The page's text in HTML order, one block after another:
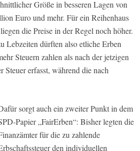
Größe in besseren Lagen von
Euro und mehr. Für ein Reihenhaus
die Preise in der Regel noch höher.
Lebzeiten dürften also etliche Erben
Steuern zahlen als nach der jetzigen
erfasst, während die nach
sorgt auch ein zweiter Punkt in dem
Papier „FairErben“: Bisher legten die
für die zu zahlende
den individuellen